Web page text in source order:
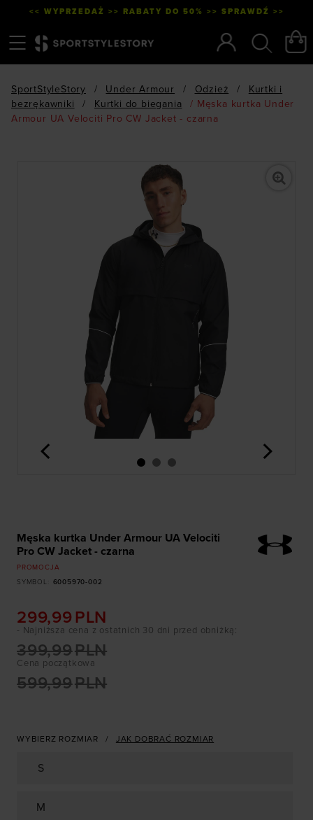
<< WYPRZEDAŻ >> RABATY DO 50% >> SPRAWDŹ >>
SportStyleStory / Under Armour / Odzież /
Kurtki i
bezrękawniki
/ Kurtki do biegania / Męska kurtka Under
Armour UA Velociti Pro CW Jacket - czarna
<
Męska kurtka Under Armour UA Velociti
Pro CW Jacket - czarna
PROMOCJA
SYMBOL
6005970-002
299,99 PLN
Cena początkowa
599,99PLN
399,99PLN
- Najniższa cena z ostatnich 30 dni przed obniżką:
WYBIERZ ROZMIAR JAK DOBRAĆ ROZMIAR
S
M